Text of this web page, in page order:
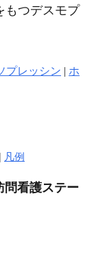
もつデスモプ
プレッシン | ホ
| 凡例
問看護ステー